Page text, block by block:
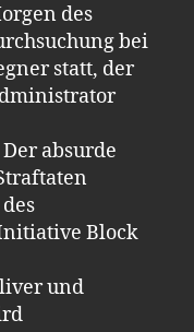
des
bei
statt, der
absurde
Block
und